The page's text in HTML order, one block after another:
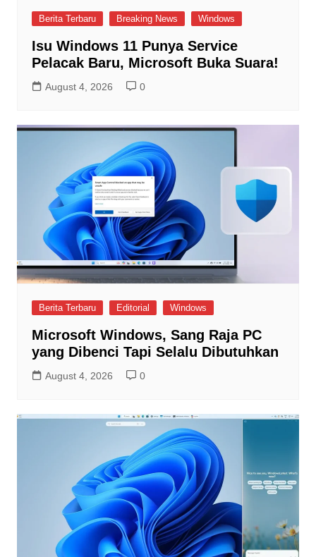
Berita Terbaru Breaking News Windows
Isu Windows 11 Punya Service
Pelacak Baru, Microsoft Buka Suara!
August 4, 2026 0
Berita Terbaru Editorial Windows
Microsoft Windows, Sang Raja PC
yang Dibenci Tapi Selalu Dibutuhkan
August 4, 2026 0